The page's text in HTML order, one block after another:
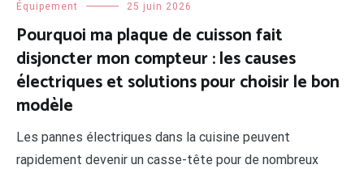
Équipement 25 juin 2026
Pourquoi ma plaque de cuisson fait
disjoncter mon compteur : les causes
électriques et solutions pour choisir le bon
modèle
Les pannes électriques dans la cuisine peuvent
rapidement devenir un casse-tête pour de nombreux